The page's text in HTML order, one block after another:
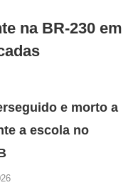
na BR-230 em
e morto a
a escola no